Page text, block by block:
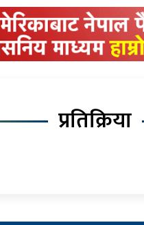
प्रतिक्रिया